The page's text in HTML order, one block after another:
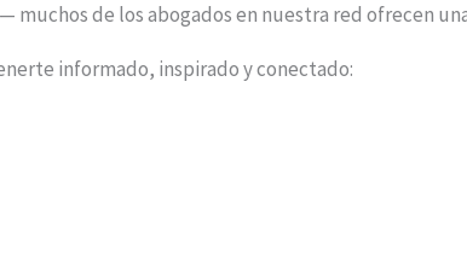
muchos de los abogados en nuestra red ofrecen
informado, inspirado y conectado: